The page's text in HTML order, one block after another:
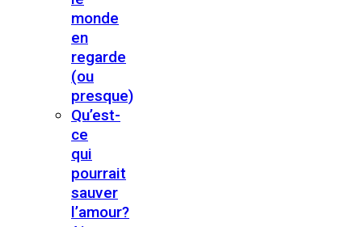
monde
en
regarde
(ou
presque)
Qu’est-
ce
qui
pourrait
sauver
l’amour?